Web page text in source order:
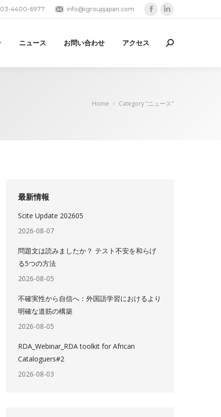
03-4400-6977 info@igroupjapan.com
opensopens
ニュース お問い合わせ アクセス Search:
You are here:
Home Category "ニュース"
最新情報
Scite Update 202605
2026-08-07
問題文は読みましたか？ テスト不安を和らげ
る5つの方法
2026-08-05
不確実性から自信へ：外国語学習におけるより
明確な道筋の構築
2026-08-05
RDA_Webinar_RDA toolkit for African
Cataloguers#2
2026-08-03